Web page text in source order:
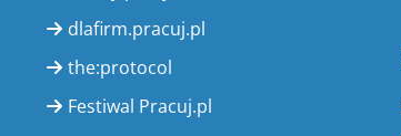
dlafirm.pracuj.pl
the:protocol
Festiwal Pracuj.pl